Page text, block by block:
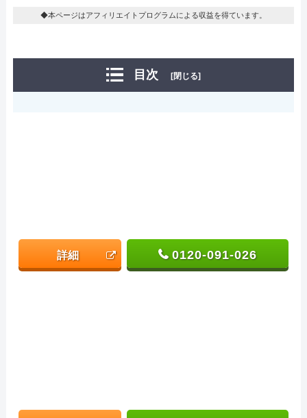
◆本ページはアフィリエイトプログラムによる収益を得ています。
目次 [閉じる]
詳細 0120-091-026